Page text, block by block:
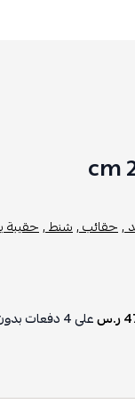
,حقائب ,شنط ,حقيبة
على4دفعات